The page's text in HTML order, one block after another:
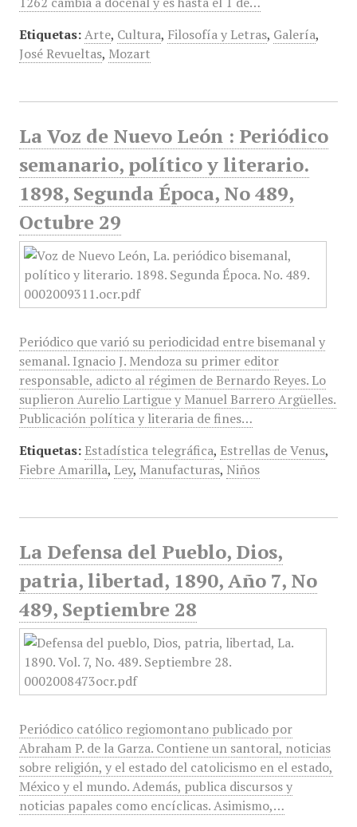
Etiquetas: Arte, Cultura, Filosofía y Letras, Galería,
José Revueltas, Mozart
La Voz de Nuevo León : Periódico
semanario, político y literario.
1898, Segunda Época, No 489,
Octubre 29
Periódico que varió su periodicidad entre bisemanal y
semanal. Ignacio J. Mendoza su primer editor
responsable, adicto al régimen de Bernardo Reyes. Lo
suplieron Aurelio Lartigue y Manuel Barrero Argüelles.
Publicación política y literaria de fines…
Etiquetas: Estadística telegráfica, Estrellas de Venus,
Fiebre Amarilla, Ley, Manufacturas, Niños
La Defensa del Pueblo, Dios,
patria, libertad, 1890, Año 7, No
489, Septiembre 28
Periódico católico regiomontano publicado por
Abraham P. de la Garza. Contiene un santoral, noticias
sobre religión, y el estado del catolicismo en el estado,
México y el mundo. Además, publica discursos y
noticias papales como encíclicas. Asimismo,…